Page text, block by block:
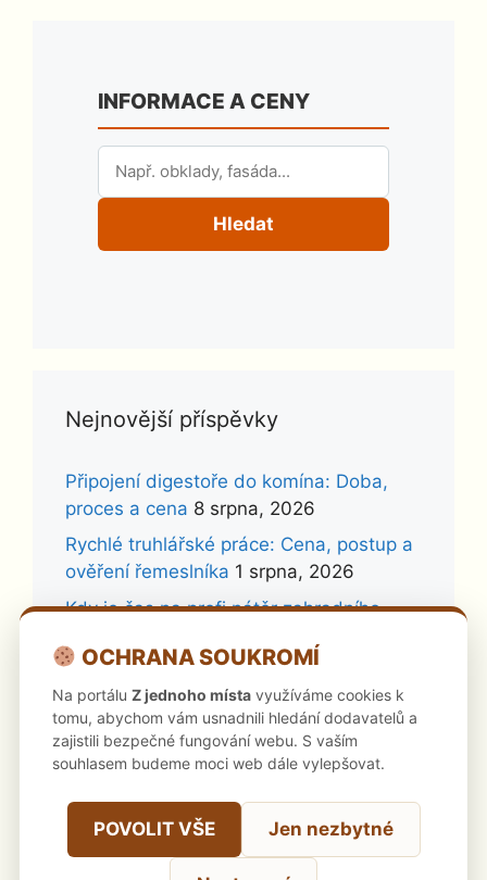
INFORMACE A CENY
Hledat
Nejnovější příspěvky
Připojení digestoře do komína: Doba,
proces a cena 8 srpna, 2026
Rychlé truhlářské práce: Cena, postup a
ověření řemeslníka 1 srpna, 2026
Kdy je čas na profi nátěr zahradního
Vrtání pro digestoř: Jak na to a kolik
stojí profík? 26 července, 2026
Neseřízená okna: Skrytá rizika a jak se
jim vyhnout 24 července, 2026
Kdy se amatérská montáž kuchyně na
míru krutě vymstí?
23 července, 2026
OCHRANA SOUKROMÍ
Na portálu Z jednoho místavyužíváme cookies k
tomu, abychom vám usnadnili hledání dodavatelů a
zajistili bezpečné fungování webu. S vaším
souhlasem budeme moci web dále vylepšovat.
POVOLIT VŠE Jen nezbytné